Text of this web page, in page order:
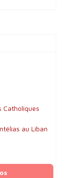
Catholiques
au Liban